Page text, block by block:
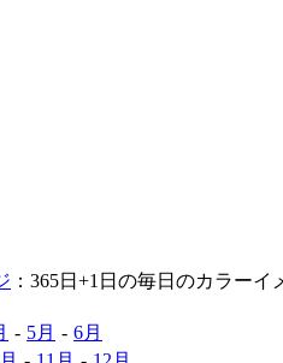
：365日+1日の毎日のカラーイ
- 5月 - 6月